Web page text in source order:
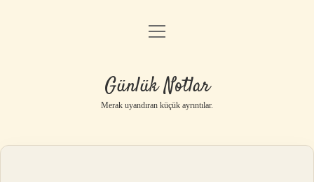
Anasayfa
Yasal Uyarı
menüyü
Günlük Notlar
Merak uyandıran küçük ayrıntılar.